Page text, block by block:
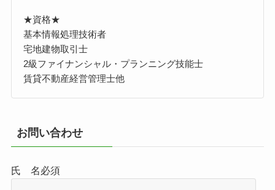
★資格★
基本情報処理技術者
宅地建物取引士
2級ファイナンシャル・プランニング技能士
賃貸不動産経営管理士他
お問い合わせ
氏 名必須